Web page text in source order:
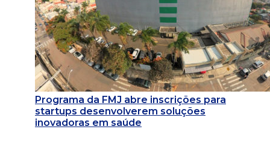
Programa da FMJ abre inscrições para
startups desenvolverem soluções
inovadoras em saúde